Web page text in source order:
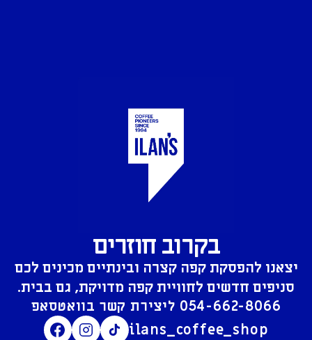
בקרוב חוזרים
יצאנו להפסקת קפה קצרה ובינתיים מכינים לכם
סניפים חדשים לחוויית קפה מדויקת, גם בבית.
054-662-8066
ilans_coffee_shop